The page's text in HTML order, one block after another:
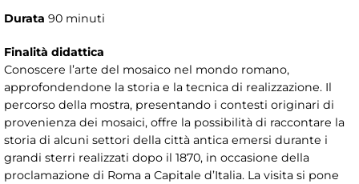
Durata 90 minuti
Finalità didattica
Conoscere l’arte del mosaico nel mondo romano,
approfondendone la storia e la tecnica di realizzazione. Il
percorso della mostra, presentando i contesti originari di
provenienza dei mosaici, offre la possibilità di raccontare la
storia di alcuni settori della città antica emersi durante i
grandi sterri realizzati dopo il 1870, in occasione della
proclamazione di Roma a Capitale d’Italia. La visita si pone